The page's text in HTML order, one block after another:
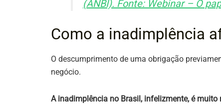
(ANBI). Fonte: Webinar – O
Como a inadimplência
O descumprimento de uma obrigação
negócio.
A inadimplência no Brasil, infelizmente, é